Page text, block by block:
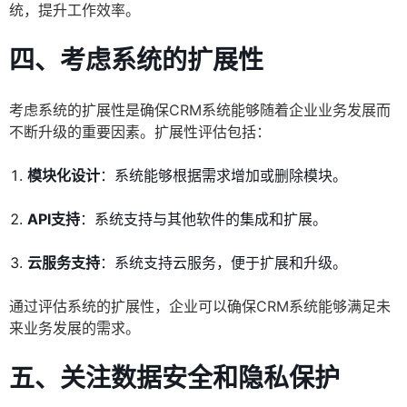
统，提升工作效率。
四、考虑系统的扩展性
考虑系统的扩展性是确保CRM系统能够随着企业业务发展而
不断升级的重要因素。扩展性评估包括：
模块化设计：系统能够根据需求增加或删除模块。
API支持：系统支持与其他软件的集成和扩展。
云服务支持：系统支持云服务，便于扩展和升级。
通过评估系统的扩展性，企业可以确保CRM系统能够满足未
来业务发展的需求。
五、关注数据安全和隐私保护